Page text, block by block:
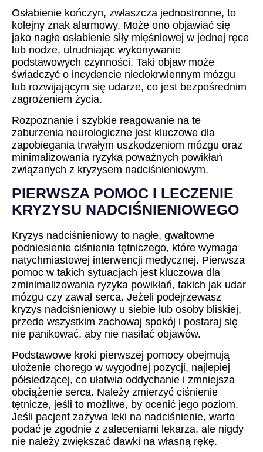
Osłabienie kończyn, zwłaszcza jednostronne, to
kolejny znak alarmowy. Może ono objawiać się
jako nagłe osłabienie siły mięśniowej w jednej ręce
lub nodze, utrudniając wykonywanie
podstawowych czynności. Taki objaw może
świadczyć o incydencie niedokrwiennym mózgu
lub rozwijającym się udarze, co jest bezpośrednim
zagrożeniem życia.
Rozpoznanie i szybkie reagowanie na te
zaburzenia neurologiczne jest kluczowe dla
zapobiegania trwałym uszkodzeniom mózgu oraz
minimalizowania ryzyka poważnych powikłań
związanych z kryzysem nadciśnieniowym.
PIERWSZA POMOC I LECZENIE
KRYZYSU NADCIŚNIENIOWEGO
Kryzys nadciśnieniowy to nagłe, gwałtowne
podniesienie ciśnienia tętniczego, które wymaga
natychmiastowej interwencji medycznej. Pierwsza
pomoc w takich sytuacjach jest kluczowa dla
zminimalizowania ryzyka powikłań, takich jak udar
mózgu czy zawał serca. Jeżeli podejrzewasz
kryzys nadciśnieniowy u siebie lub osoby bliskiej,
przede wszystkim zachowaj spokój i postaraj się
nie panikować, aby nie nasilać objawów.
Podstawowe kroki pierwszej pomocy obejmują
ułożenie chorego w wygodnej pozycji, najlepiej
półsiedzącej, co ułatwia oddychanie i zmniejsza
obciążenie serca. Należy zmierzyć ciśnienie
tętnicze, jeśli to możliwe, by ocenić jego poziom.
Jeśli pacjent zażywa leki na nadciśnienie, warto
podać je zgodnie z zaleceniami lekarza, ale nigdy
nie należy zwiększać dawki na własną rękę.